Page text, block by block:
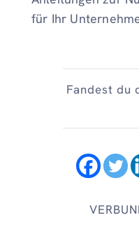
für Ihr
Fandest du